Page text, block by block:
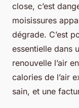
close, c’est
moisissures
dégrade. C’est
essentielle dans
renouvelle l’air
calories de l’air
sain, et une